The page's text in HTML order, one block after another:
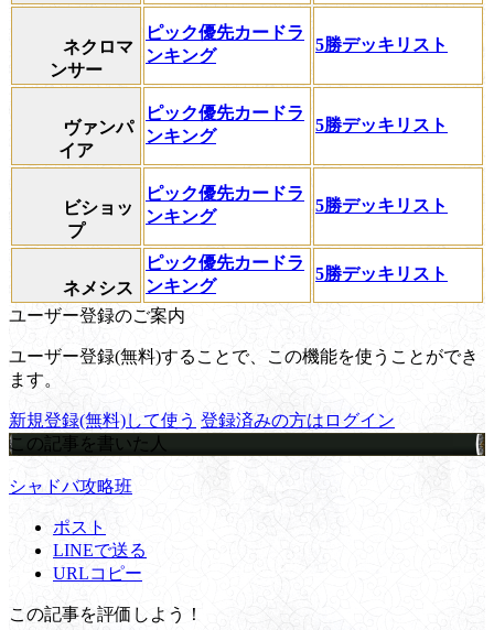
ネクロマ
ンサー
ピック優先カードラ
ンキング
5勝デッキリスト
ヴァンパ
イア
ピック優先カードラ
ンキング
5勝デッキリスト
ビショッ
プ
ピック優先カードラ
ンキング
5勝デッキリスト
ネメシス
ピック優先カードラ
ンキング
5勝デッキリスト
ユーザー登録のご案内
ユーザー登録(無料)することで、この機能を使うことができ
ます。
新規登録(無料)して使う 登録済みの方はログイン
この記事を書いた人
シャドバ攻略班
ポスト
LINEで送る
URLコピー
この記事を評価しよう！